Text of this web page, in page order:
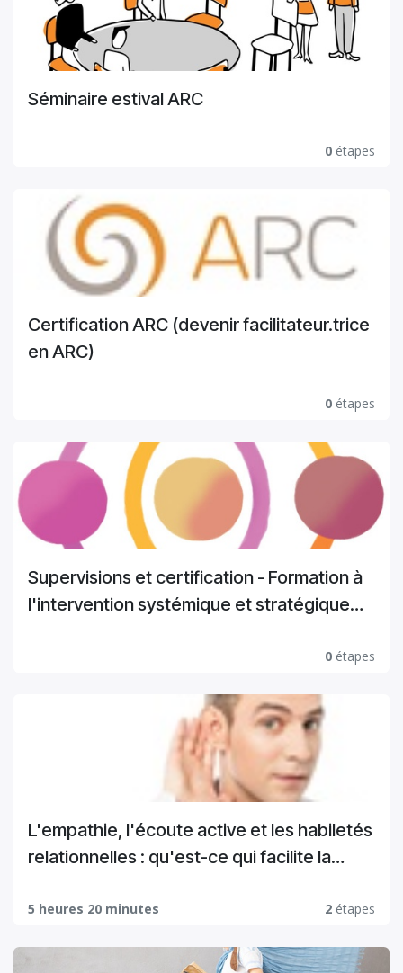
Séminaire estival ARC
0 étapes
Certification ARC (devenir facilitateur.trice
en ARC)
0 étapes
Supervisions et certification - Formation à
l'intervention systémique et stratégique
0 étapes
L'empathie, l'écoute active et les habiletés
relationnelles : qu'est-ce qui facilite la
confiance ? - NAMUR
5 heures 20 minutes 2 étapes